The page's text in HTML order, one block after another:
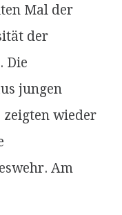
Mal der
der
Die
jungen
wieder
Am